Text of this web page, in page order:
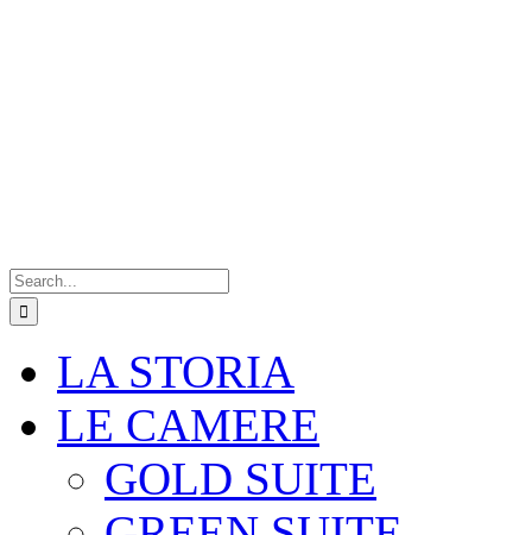
for:
LA STORIA
LE CAMERE
GOLD SUITE